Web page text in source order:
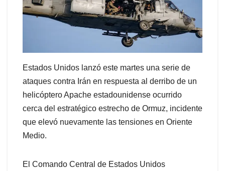
Estados Unidos lanzó este martes una serie de
ataques contra Irán en respuesta al derribo de un
helicóptero Apache estadounidense ocurrido
cerca del estratégico estrecho de Ormuz, incidente
que elevó nuevamente las tensiones en Oriente
Medio.
El Comando Central de Estados Unidos